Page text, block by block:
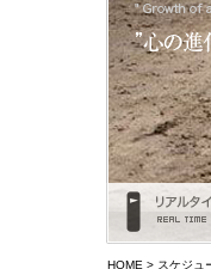
HOME > スケジュ